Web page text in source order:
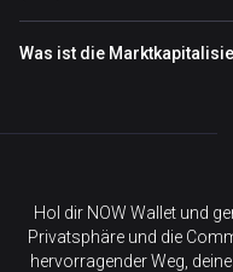
Was ist die
Hol dir NOW Wallet und
Privatsphäre und die
hervorragender Weg,